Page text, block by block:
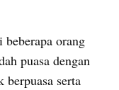
beberapa orang
puasa dengan
serta